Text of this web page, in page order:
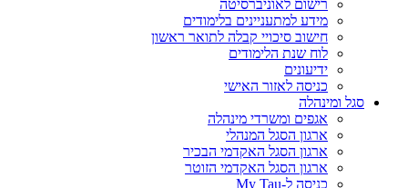
רישום לאוניברסיטה
מידע למתעניינים בלימודים
חישוב סיכויי קבלה לתואר ראשון
לוח שנת הלימודים
ידיעונים
כניסה לאזור האישי
סגל ומינהלה
אגפים ומשרדי מינהלה
ארגון הסגל המנהלי
ארגון הסגל האקדמי הבכיר
ארגון הסגל האקדמי הזוטר
כניסה ל-My Tau